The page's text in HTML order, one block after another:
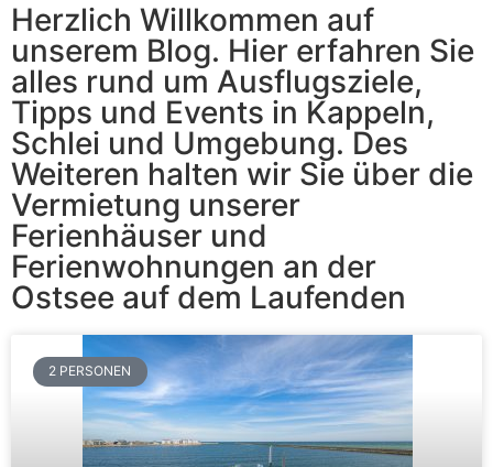
Herzlich Willkommen auf
unserem Blog. Hier erfahren Sie
alles rund um Ausflugsziele,
Tipps und Events in Kappeln,
Schlei und Umgebung. Des
Weiteren halten wir Sie über die
Vermietung unserer
Ferienhäuser und
Ferienwohnungen an der
Ostsee auf dem Laufenden
2 PERSONEN